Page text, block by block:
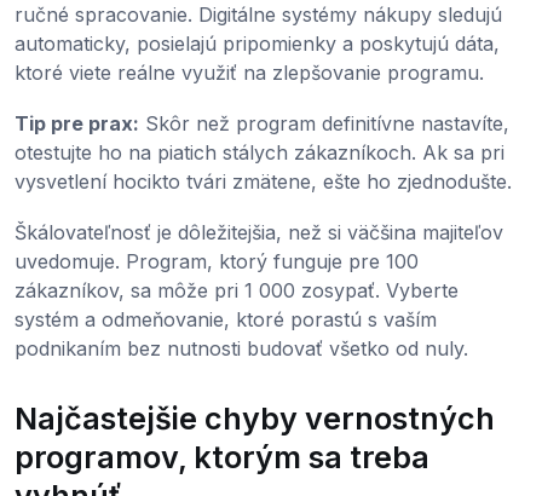
ručné spracovanie. Digitálne systémy nákupy sledujú
automaticky, posielajú pripomienky a poskytujú dáta,
ktoré viete reálne využiť na zlepšovanie programu.
Tip pre prax: Skôr než program definitívne nastavíte,
otestujte ho na piatich stálych zákazníkoch. Ak sa pri
vysvetlení hocikto tvári zmätene, ešte ho zjednodušte.
Škálovateľnosť je dôležitejšia, než si väčšina majiteľov
uvedomuje. Program, ktorý funguje pre 100
zákazníkov, sa môže pri 1 000 zosypať. Vyberte
systém a odmeňovanie, ktoré porastú s vaším
podnikaním bez nutnosti budovať všetko od nuly.
Najčastejšie chyby vernostných
programov, ktorým sa treba